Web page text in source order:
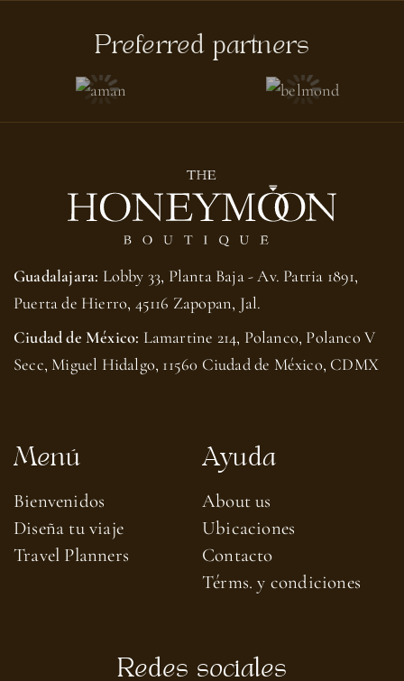
Preferred partners
Guadalajara: Lobby 33, Planta Baja - Av. Patria 1891,
Puerta de Hierro, 45116 Zapopan, Jal.
Ciudad de México: Lamartine 214, Polanco, Polanco V
Secc, Miguel Hidalgo, 11560 Ciudad de México, CDMX
Menú
Bienvenidos
Diseña tu viaje
Travel Planners
Ayuda
About us​
Ubicaciones
Contacto
Térms. y condiciones
Redes sociales